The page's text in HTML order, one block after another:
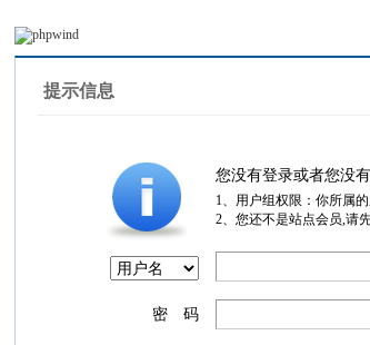
提示信息
您没有登录或者您没
1、用户组权限：你所属
2、您还不是站点会员,请
密 码